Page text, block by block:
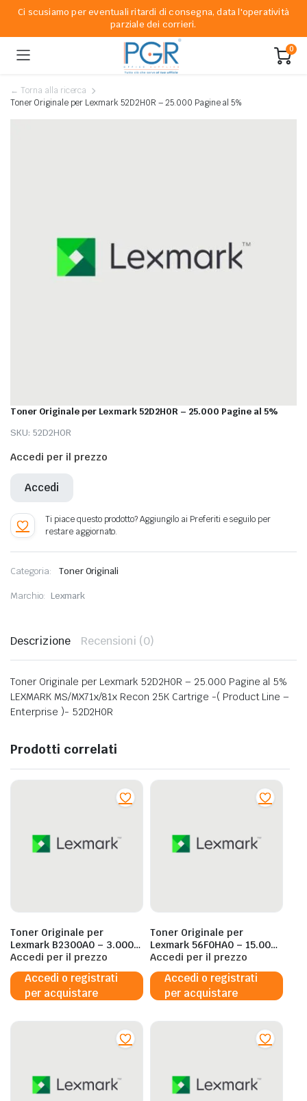
Ci scusiamo per eventuali ritardi di consegna, data l'operatività
parziale dei corrieri.
0
← Torna alla ricerca
Toner Originale per Lexmark 52D2H0R – 25.000 Pagine al 5%
Toner Originale per Lexmark 52D2H0R – 25.000 Pagine al 5%
SKU: 52D2H0R
Accedi per il prezzo
Accedi
Categoria: Toner Originali
Marchio: Lexmark
Descrizione Recensioni (0)
Toner Originale per Lexmark 52D2H0R – 25.000 Pagine al 5%
LEXMARK MS/MX71x/81x Recon 25K Cartrige -( Product Line –
Enterprise )- 52D2H0R
Prodotti correlati
Toner Originale per
Lexmark B2300A0 – 3.000
Pagine al 5%
Accedi per il prezzo
Accedi o registrati
per acquistare
Toner Originale per
Lexmark 56F0HA0 – 15.000
Pagine al 5%
Accedi per il prezzo
Accedi o registrati
per acquistare